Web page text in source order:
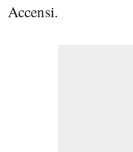
Accensi.